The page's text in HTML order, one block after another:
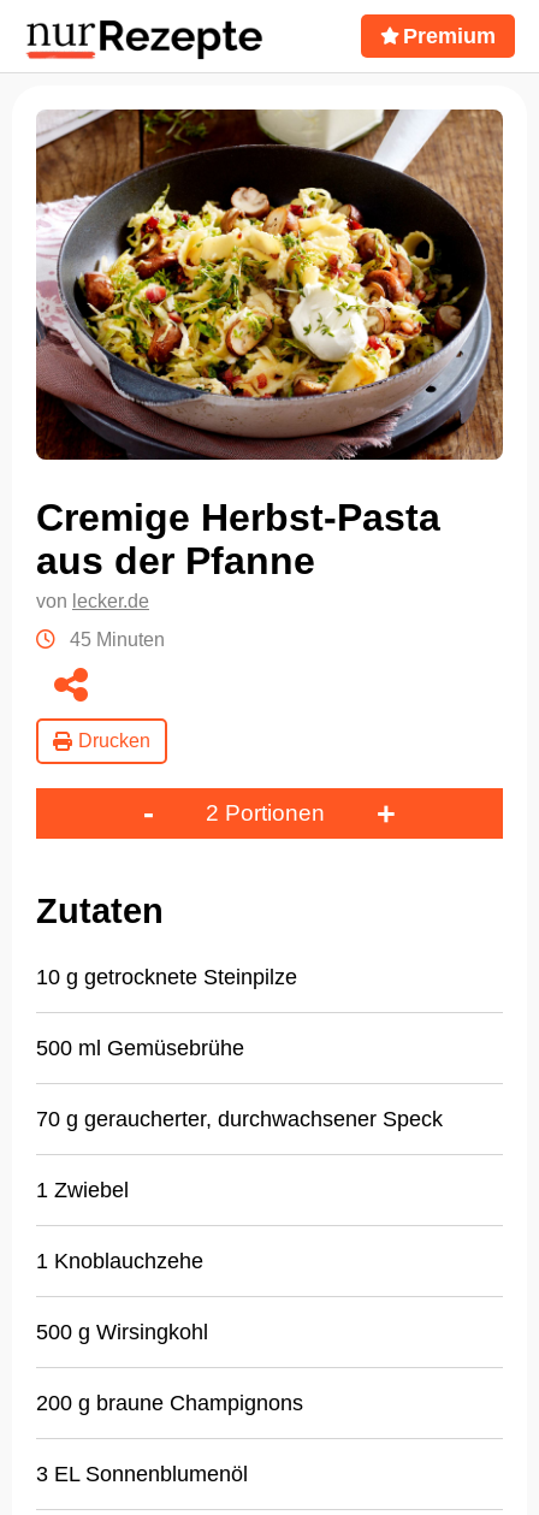
Premium
Cremige Herbst-Pasta
aus der Pfanne
von lecker.de
45 Minuten
Drucken
- 2 Portionen +
Zutaten
10 g getrocknete Steinpilze
500 ml Gemüsebrühe
70 g geraucherter, durchwachsener Speck
1 Zwiebel
1 Knoblauchzehe
500 g Wirsingkohl
200 g braune Champignons
3 EL Sonnenblumenöl